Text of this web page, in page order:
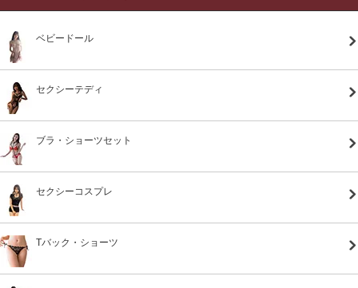
ベビードール
セクシーテディ
ブラ・ショーツセット
セクシーコスプレ
Tバック・ショーツ